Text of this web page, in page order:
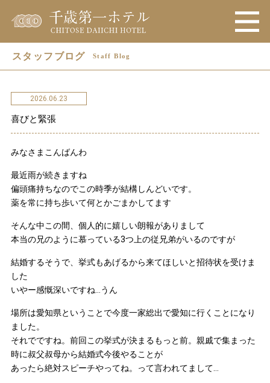
スタッフブログ Staff Blog
2026.06.23
喜びと緊張
みなさまこんばんわ
最近雨が続きますね
偏頭痛持ちなのでこの時季が結構しんどいです。
薬を常に持ち歩いて何とかごまかしてます
そんな中この間、個人的に嬉しい朗報がありまして
本当の兄のように慕っている3つ上の従兄弟がいるのですが
結婚するそうで、挙式もあげるから来てほしいと招待状を受けま
した
いやー感慨深いですね…うん
場所は愛知県ということで今度一家総出で愛知に行くことになり
ました。
それでですね。前回この挙式が決まるもっと前。親戚で集まった
時に叔父叔母から結婚式今後やることが
あったら絶対スピーチやってね。って言われてまして…